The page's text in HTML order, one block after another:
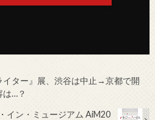
イター』展、渋谷は中止→京都で開
は…？
イン・ミュージアム AiM20